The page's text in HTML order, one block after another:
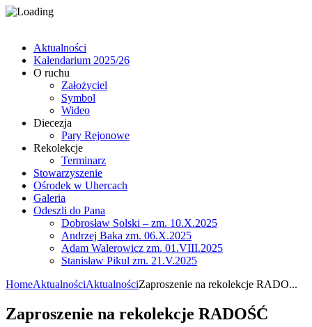
Aktualności
Kalendarium 2025/26
O ruchu
Założyciel
Symbol
Wideo
Diecezja
Pary Rejonowe
Rekolekcje
Terminarz
Stowarzyszenie
Ośrodek w Uhercach
Galeria
Odeszli do Pana
Dobrosław Solski – zm. 10.X.2025
Andrzej Baka zm. 06.X.2025
Adam Walerowicz zm. 01.VIII.2025
Stanisław Pikul zm. 21.V.2025
HomeAktualnościAktualnościZaproszenie na rekolekcje RADO...
Zaproszenie na rekolekcje RADOŚĆ